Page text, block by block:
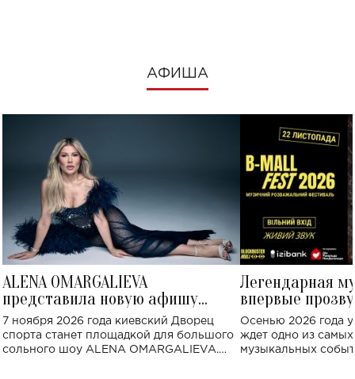
АФИША
ALENA OMARGALIEVA
представила новую афишу
большого концерта во Дворце
спорта
7 ноября 2026 года киевский Дворец
спорта станет площадкой для большого
сольного шоу ALENA OMARGALIEVA.
Легендарная
впервые
Украине: где
Осенью 2026 года
ждет одно из
музыкальных